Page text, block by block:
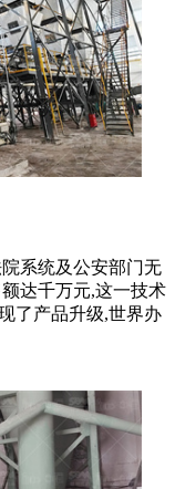
系统及公安部门无
达千万元,这一技术
了产品升级,世界办